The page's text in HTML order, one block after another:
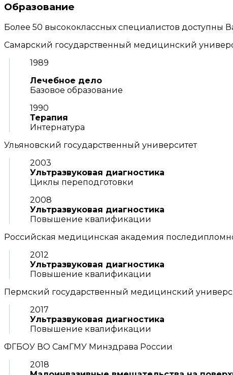
Образование
Более 50 высококлассных специалистов
Самарский государственный медицинский
1989
Лечебное дело
Базовое образование
1990
Терапия
Интернатура
Ульяновский государственный университет
2003
Ультразвуковая диагностика
Циклы переподготовки
2008
Ультразвуковая диагностика
Повышение квалификации
Российская медицинская академия
2012
Ультразвуковая диагностика
Повышение квалификации
Пермский государственный медицинский
2017
Ультразвуковая диагностика
Повышение квалификации
ФГБОУ ВО СамГМУ Минздрава России
2018